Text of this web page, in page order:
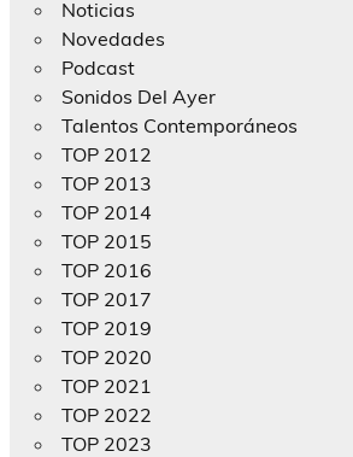
Noticias
Novedades
Podcast
Sonidos Del Ayer
Talentos Contemporáneos
TOP 2012
TOP 2013
TOP 2014
TOP 2015
TOP 2016
TOP 2017
TOP 2019
TOP 2020
TOP 2021
TOP 2022
TOP 2023